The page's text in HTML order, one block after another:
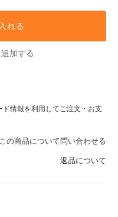
れる
加する
情報を利用してご注文・お支
この商品について問い合わせる
返品について